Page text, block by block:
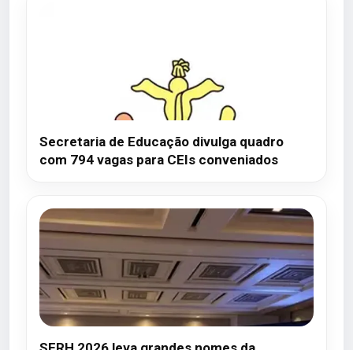
Secretaria de Educação divulga quadro
com 794 vagas para CEIs conveniados